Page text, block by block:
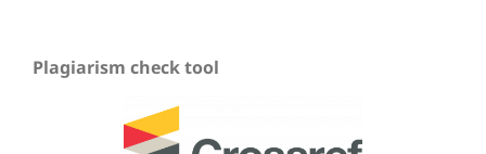
Plagiarism check tool